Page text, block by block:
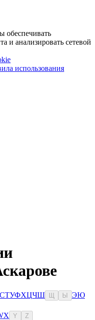
обеспечивать
и анализировать сетевой
использования
СТУФХЦЧШ Ы ЭЮ
X Y Z